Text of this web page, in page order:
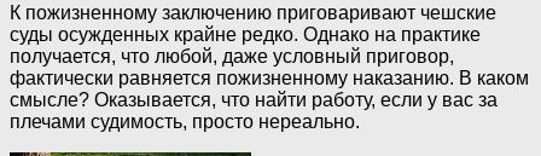
К пожизненному заключению приговаривают чешские
суды осужденных крайне редко. Однако на практике
получается, что любой, даже условный приговор,
фактически равняется пожизненному наказанию. В каком
смысле? Оказывается, что найти работу, если у вас за
плечами судимость, просто нереально.